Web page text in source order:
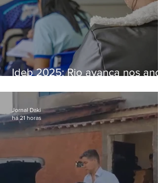
Ideb 2025: Rio avança nos
nacional
Jornal Daki
há 21 horas